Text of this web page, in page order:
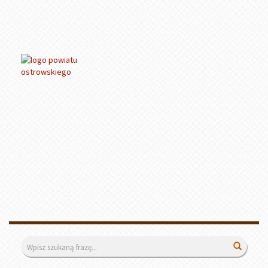
Wyszukiwarka